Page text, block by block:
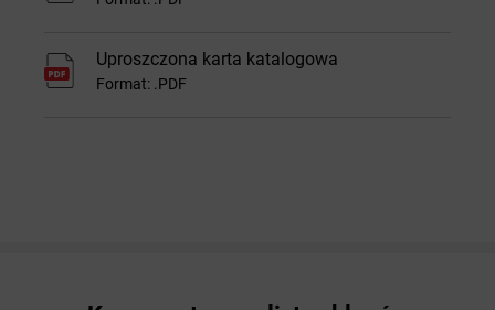
Uproszczona karta katalogowa
Format: .PDF